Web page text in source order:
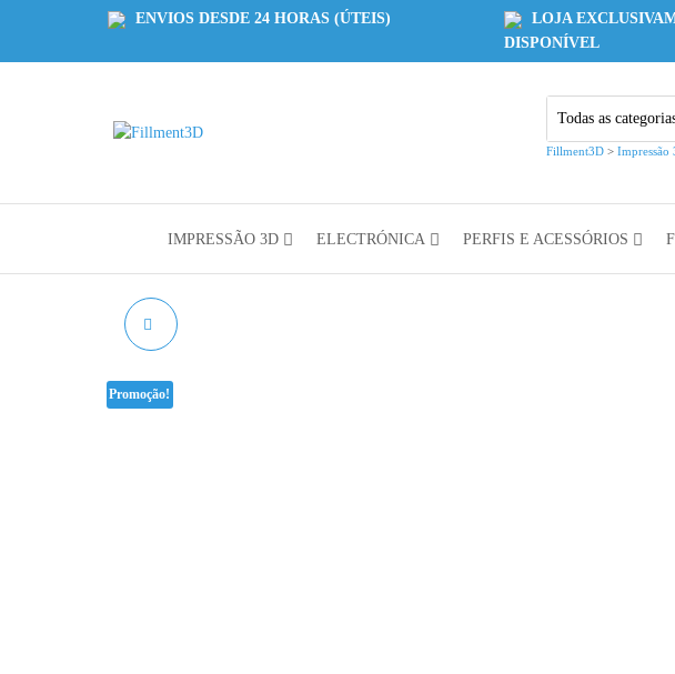
ENVIOS DESDE 24 HORAS (ÚTEIS)
LOJA
DISPONÍVEL
3D
Fillment3D > Impressão
IMPRESSÃO 3D ELECTRÓNICA PERFIS E ACESSÓRIOS
Promoção!